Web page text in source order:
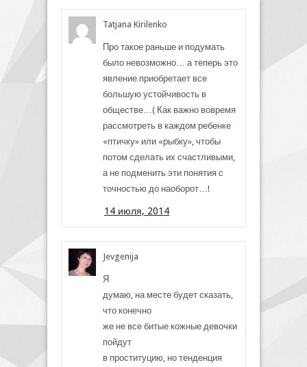
Tatjana Kirilenko
Про такое раньше и подумать
было невозможно… а теперь это
явление приобретает все
большую устойчивость в
обществе…( Как важно вовремя
рассмотреть в каждом ребенке
«птичку» или «рыбку», чтобы
потом сделать их счастливыми,
а не подменить эти понятия с
точностью до наоборот…!
14 июля, 2014
Jevgenija
Я
думаю, на месте будет сказать,
что конечно
же не все битые кожные девочки
пойдут
в проституцию, но тенденция